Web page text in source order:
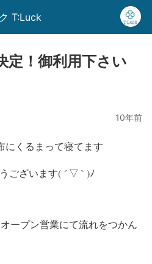
T:Luck
定！御利用下さい
10年前
にくるまって寝てます
ございます( ´ ▽ ` )ﾉ
ープン営業にて流れをつかん